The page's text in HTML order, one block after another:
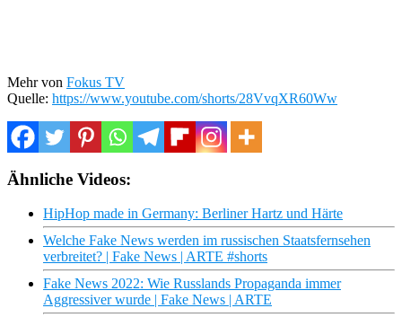
Mehr von Fokus TV
Quelle: https://www.youtube.com/shorts/28VvqXR60Ww
Ähnliche Videos:
HipHop made in Germany: Berliner Hartz und Härte
Welche Fake News werden im russischen Staatsfernsehen
verbreitet? | Fake News | ARTE #shorts
Fake News 2022: Wie Russlands Propaganda immer
Aggressiver wurde | Fake News | ARTE